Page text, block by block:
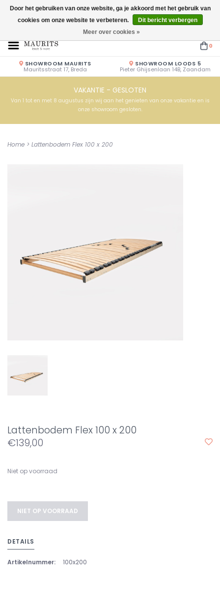
Openingstijden: Vrijdag & Zaterdag 10.00u - 17.00u of op afspraak!
0
SHOWROOM MAURITS
Mauritsstraat 17, Breda
SHOWROOM LOODS 5
Pieter Ghijsenlaan 14B, Zaandam
VAKANTIE - GESLOTEN
Van 1 tot en met 8 augustus zijn wij aan het genieten van onze vakantie en is
onze showroom gesloten.
Home > Lattenbodem Flex 100 x 200
Lattenbodem Flex 100 x 200
€139,00
Niet op voorraad
NIET OP VOORRAAD
DETAILS
Artikelnummer: 100x200
Door het gebruiken van onze website, ga je akkoord met het gebruik van
cookies om onze website te verbeteren.
Dit bericht verbergen
Meer over cookies »